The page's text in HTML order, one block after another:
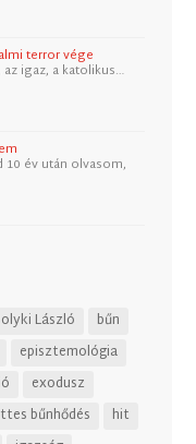
terror vége
igaz, a katolikus…
10 év után olvasom,
László
bűn
episztemológia
exodusz
bűnhődés
hit